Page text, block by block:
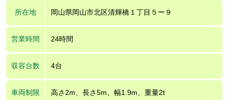
所在地 岡山県岡山市北区清輝橋１丁目５ー９
営業時間 24時間
収容台数 4台
車両制限 高さ2m、長さ5m、幅1.9m、重量2t